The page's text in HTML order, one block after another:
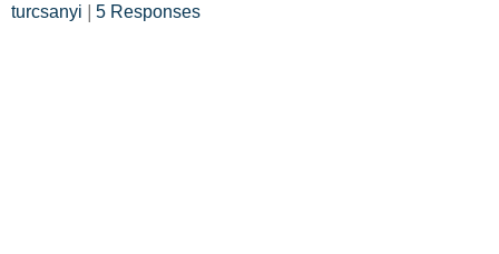
turcsanyi | 5 Responses